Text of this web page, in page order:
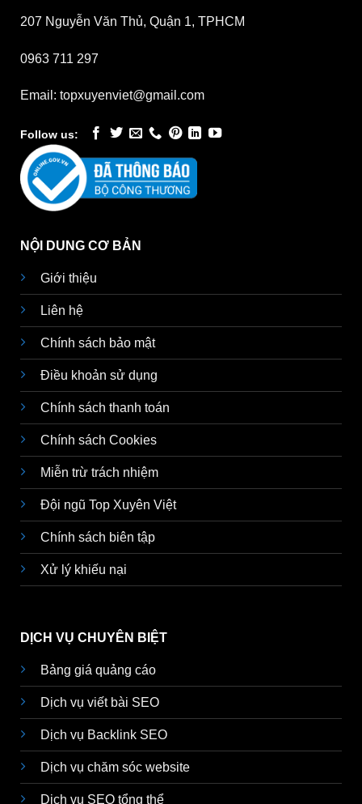
207 Nguyễn Văn Thủ, Quận 1, TPHCM
0963 711 297
Email: topxuyenviet@gmail.com
Follow us:
NỘI DUNG CƠ BẢN
Giới thiệu
Liên hệ
Chính sách bảo mật
Điều khoản sử dụng
Chính sách thanh toán
Chính sách Cookies
Miễn trừ trách nhiệm
Đội ngũ Top Xuyên Việt
Chính sách biên tập
Xử lý khiếu nại
DỊCH VỤ CHUYÊN BIỆT
Bảng giá quảng cáo
Dịch vụ viết bài SEO
Dịch vụ Backlink SEO
Dịch vụ chăm sóc website
Dịch vụ SEO tổng thể